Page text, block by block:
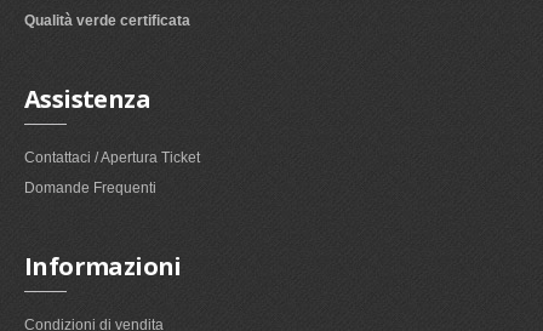
Qualità verde certificata
Assistenza
Contattaci / Apertura Ticket
Domande Frequenti
Informazioni
Condizioni di vendita